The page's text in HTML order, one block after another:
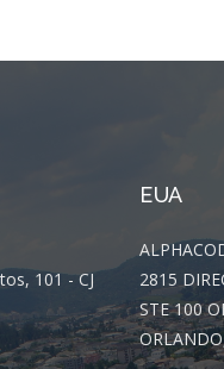
101 - CJ
EUA
2815
STE 100